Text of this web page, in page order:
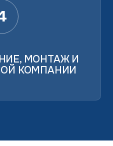
МОНТАЖ И
КОМПАНИИ